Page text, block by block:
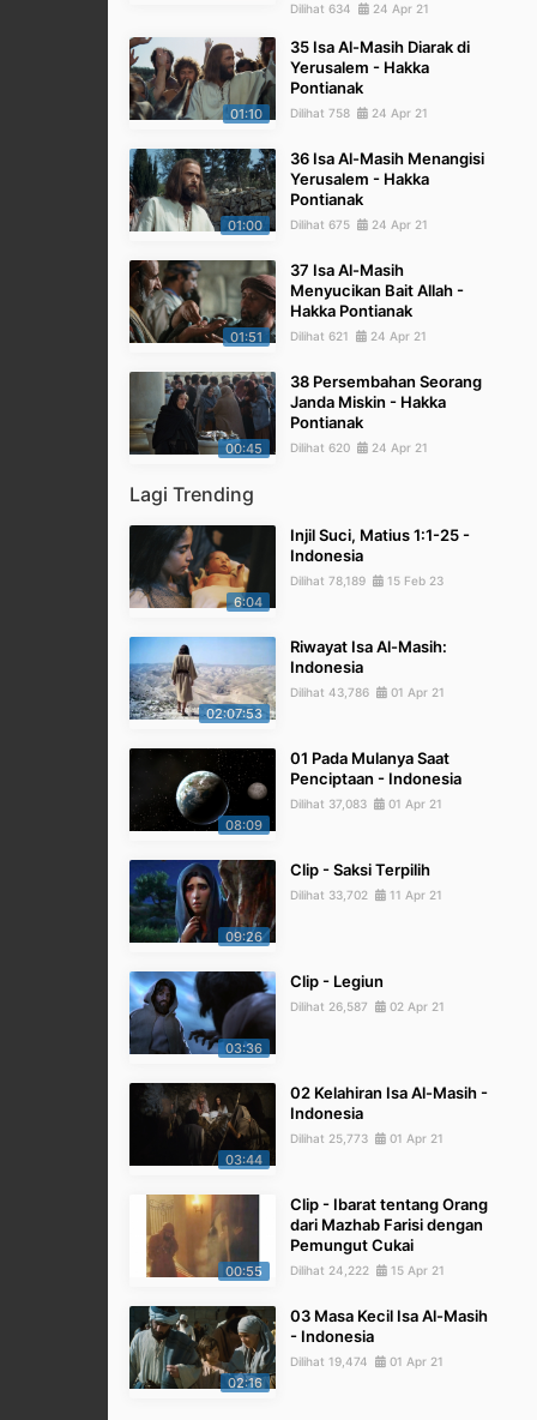
Dilihat 634 24 Apr 21
01:10
35 Isa Al-Masih Diarak di
Yerusalem - Hakka
Pontianak
Dilihat 758 24 Apr 21
01:00
36 Isa Al-Masih Menangisi
Yerusalem - Hakka
Pontianak
Dilihat 675 24 Apr 21
01:51
37 Isa Al-Masih
Menyucikan Bait Allah -
Hakka Pontianak
Dilihat 621 24 Apr 21
00:45
38 Persembahan Seorang
Janda Miskin - Hakka
Pontianak
Dilihat 620 24 Apr 21
Lagi Trending
6:04
Injil Suci, Matius 1:1-25 -
Indonesia
Dilihat 78,189 15 Feb 23
02:07:53
Riwayat Isa Al-Masih:
Indonesia
Dilihat 43,786 01 Apr 21
08:09
01 Pada Mulanya Saat
Penciptaan - Indonesia
Dilihat 37,083 01 Apr 21
09:26
Clip - Saksi Terpilih
Dilihat 33,702 11 Apr 21
03:36
Clip - Legiun
Dilihat 26,587 02 Apr 21
03:44
02 Kelahiran Isa Al-Masih -
Indonesia
Dilihat 25,773 01 Apr 21
00:55
Clip - Ibarat tentang Orang
dari Mazhab Farisi dengan
Pemungut Cukai
Dilihat 24,222 15 Apr 21
02:16
03 Masa Kecil Isa Al-Masih
- Indonesia
Dilihat 19,474 01 Apr 21